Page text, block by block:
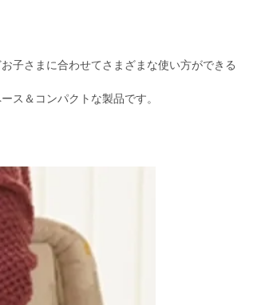
子さまに合わせてさまざまな使い方ができる
ス＆コンパクトな製品です。